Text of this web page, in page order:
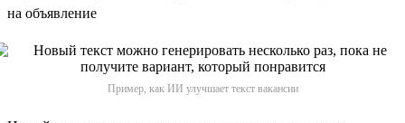
на объявление
Пример, как ИИ улучшает текст вакансии